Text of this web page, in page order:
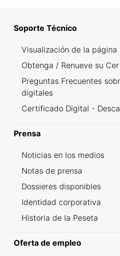
Soporte Técnico
Visualización de la página
Obtenga / Renueve su
Preguntas Frecuentes
digitales
Certificado Digital -
Prensa
Noticias en los medios
Notas de prensa
Dossieres disponibles
Identidad corporativa
Historia de la Peseta
Oferta de empleo